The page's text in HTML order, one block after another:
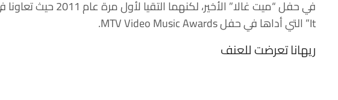
It” التي أداها في حفل MTV Video Music Awards.
ريهانا تعرضت للعنف